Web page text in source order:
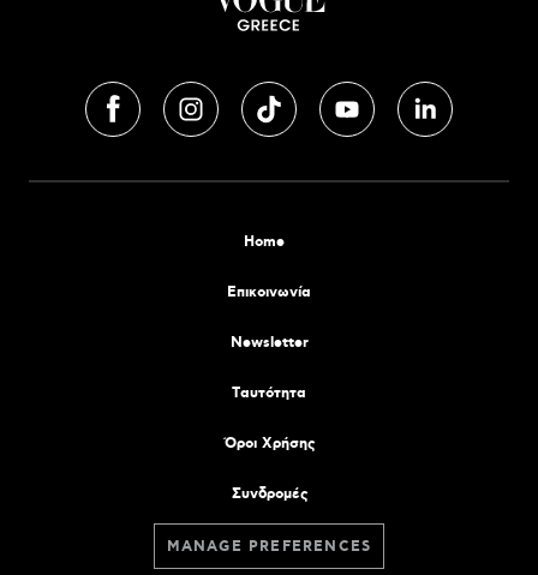
Home
Επικοινωνία
Newsletter
Tαυτότητα
Όροι Χρήσης
Συνδρομές
MANAGE PREFERENCES